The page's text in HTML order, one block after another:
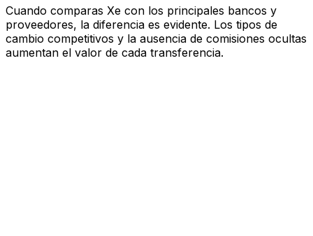
Cuando comparas Xe con los principales bancos y
proveedores, la diferencia es evidente. Los tipos de
cambio competitivos y la ausencia de comisiones ocultas
aumentan el valor de cada transferencia.